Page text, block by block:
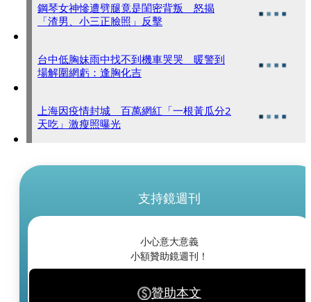
鋼琴女神慘遭劈腿竟是閨密背叛 怒揭
「渣男、小三正臉照」反擊
台中低胸妹雨中找不到機車哭哭 暖警到
場解圍網虧：逢胸化吉
上海因疫情封城 百萬網紅「一根黃瓜分2
天吃」激瘦照曝光
支持鏡週刊
小心意大意義
小額贊助鏡週刊！
贊助本文